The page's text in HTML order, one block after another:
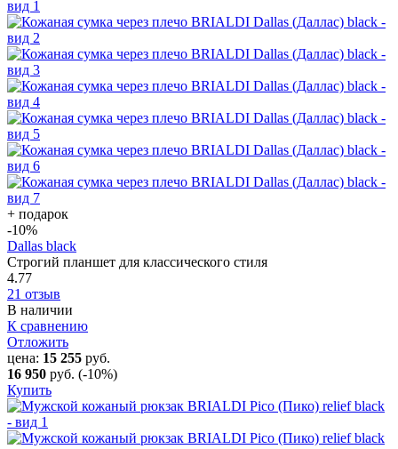
+ подарок
-10%
Dallas black
Строгий планшет для классического стиля
4.77
21 отзыв
В наличии
К сравнению
Отложить
цена: 15 255 руб.
16 950 руб. (-10%)
Купить